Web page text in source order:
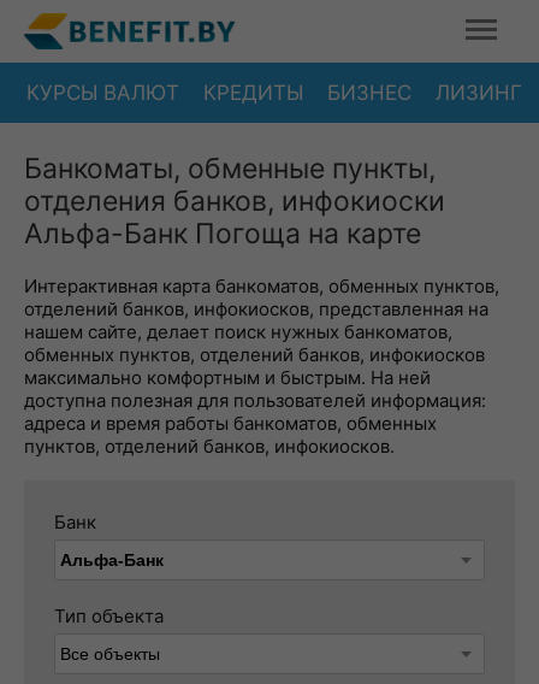
КУРСЫ ВАЛЮТ КРЕДИТЫ БИЗНЕС ЛИЗИНГ
Банкоматы, обменные пункты,
отделения банков, инфокиоски
Альфа-Банк Погоща на карте
Интерактивная карта банкоматов, обменных пунктов,
отделений банков, инфокиосков, представленная на
нашем сайте, делает поиск нужных банкоматов,
обменных пунктов, отделений банков, инфокиосков
максимально комфортным и быстрым. На ней
доступна полезная для пользователей информация:
адреса и время работы банкоматов, обменных
пунктов, отделений банков, инфокиосков.
Банк
Тип объекта